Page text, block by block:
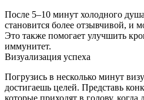
После 5–10 минут холодного
становится более отзывчивой, и
Это также помогает улучшить
иммунитет.
Визуализация успеха
Погрузись в несколько минут
достигаешь целей. Представь
которые приходят в голову, когда